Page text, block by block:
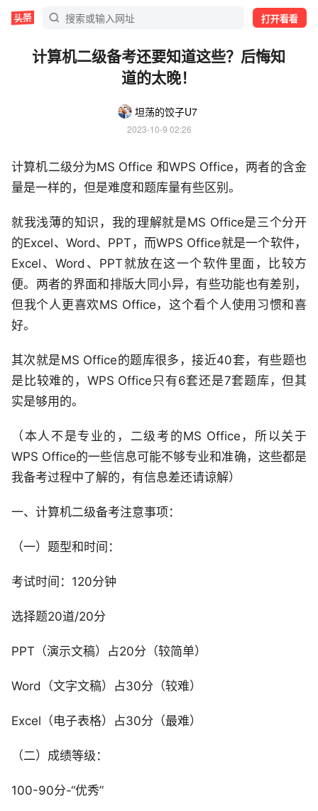
打开看看
计算机二级备考还要知道这些？后悔知
道的太晚！
坦荡的饺子U7
2023-10-9 02:26
计算机二级分为MS Office 和WPS Office，两者的含金
量是一样的，但是难度和题库量有些区别。
就我浅薄的知识，我的理解就是MS Office是三个分开
的Excel、Word、PPT，而WPS Office就是一个软件，
Excel、Word、PPT就放在这一个软件里面，比较方
便。两者的界面和排版大同小异，有些功能也有差别，
但我个人更喜欢MS Office，这个看个人使用习惯和喜
好。
其次就是MS Office的题库很多，接近40套，有些题也
是比较难的，WPS Office只有6套还是7套题库，但其
实是够用的。
（本人不是专业的，二级考的MS Office，所以关于
WPS Office的一些信息可能不够专业和准确，这些都是
我备考过程中了解的，有信息差还请谅解）
一、计算机二级备考注意事项：
（一）题型和时间：
考试时间：120分钟
选择题20道/20分
PPT（演示文稿）占20分（较简单）
Word（文字文稿）占30分（较难）
Excel（电子表格）占30分（最难）
（二）成绩等级：
100-90分-“优秀”